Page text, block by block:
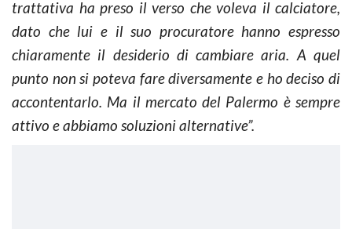
trattativa ha preso il verso che voleva il calciatore,
dato che lui e il suo procuratore hanno espresso
chiaramente il desiderio di cambiare aria. A quel
punto non si poteva fare diversamente e ho deciso di
accontentarlo. Ma il mercato del Palermo è sempre
attivo e abbiamo soluzioni alternative”.